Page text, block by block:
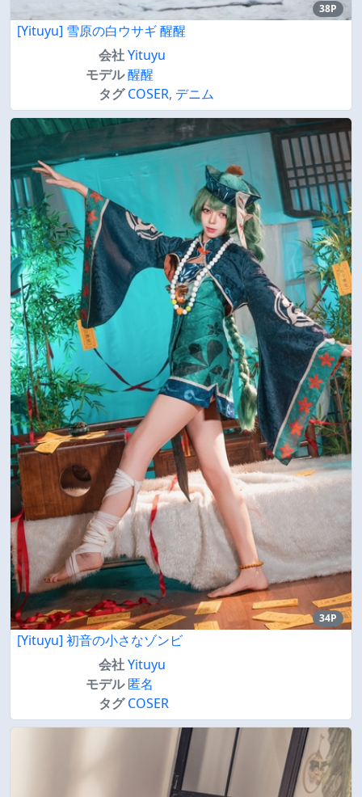
38P
[Yituyu] 雪原の白ウサギ 醒醒
会社Yituyu
モデル醒醒
タグ COSER, デニム
34P
[Yituyu] 初音の小さなゾンビ
会社Yituyu
モデル 匿名
タグ COSER